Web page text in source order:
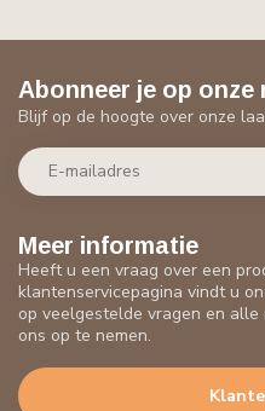
Meer informatie
Heeft u een vraag over een
klantenservicepagina vindt u
op veelgestelde vragen en
ons op te nemen.
Abonneer je op onze
Blijf op de hoogte over onze